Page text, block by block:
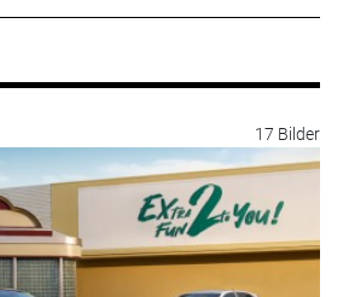
17 Bilder